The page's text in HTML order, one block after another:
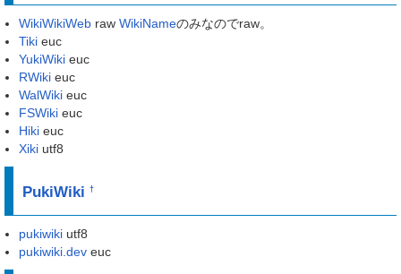
WikiWikiWeb raw WikiNameのみなのでraw。
Tiki euc
YukiWiki euc
RWiki euc
WalWiki euc
FSWiki euc
Hiki euc
Xiki utf8
PukiWiki †
pukiwiki utf8
pukiwiki.dev euc